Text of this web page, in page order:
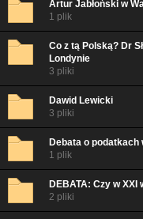
Artur Jabłoński w
1 plik
Co z tą Polską? Dr
Londynie
3 pliki
Dawid Lewicki
3 pliki
Debata o podatkach
1 plik
DEBATA: Czy w
2 pliki